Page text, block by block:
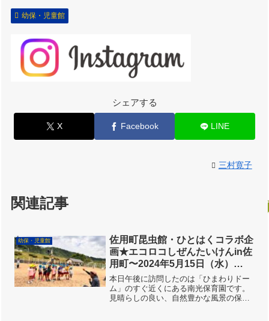
幼保・児童館
シェアする
X Facebook LINE
三村寛子
関連記事
幼保・児童館
佐用町昆虫館・ひとはくコラボ企
画★エコロコしぜんたいけんin佐
用町〜2024年5月15日（水）
PM〜【南光保育園】
本日午後に訪問したのは「ひまわりドー
ム」のすぐ近くにある南光保育園です。
見晴らしの良い、自然豊かな風景の保育